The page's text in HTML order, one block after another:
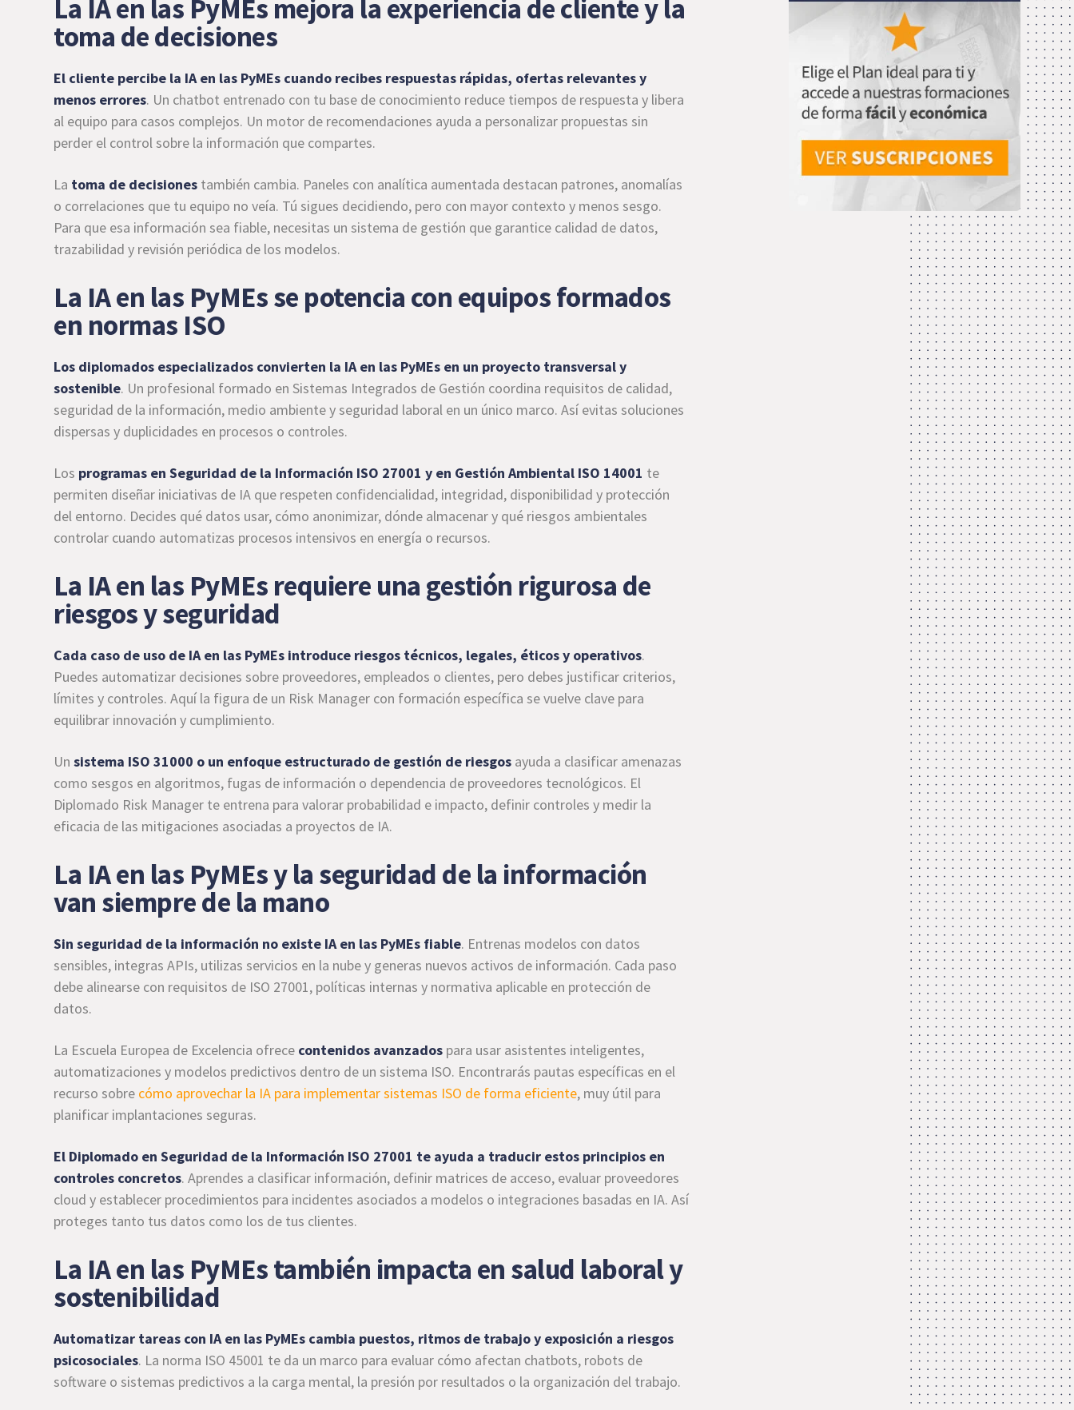
La IA en las PyMEs mejora la experiencia de cliente y la
toma de decisiones
El cliente percibe la IA en las PyMEs cuando recibes respuestas rápidas, ofertas relevantes y
menos errores. Un chatbot entrenado con tu base de conocimiento reduce tiempos de respuesta y libera
al equipo para casos complejos. Un motor de recomendaciones ayuda a personalizar propuestas sin
perder el control sobre la información que compartes.
La toma de decisiones también cambia. Paneles con analítica aumentada destacan patrones, anomalías
o correlaciones que tu equipo no veía. Tú sigues decidiendo, pero con mayor contexto y menos sesgo.
Para que esa información sea fiable, necesitas un sistema de gestión que garantice calidad de datos,
trazabilidad y revisión periódica de los modelos.
La IA en las PyMEs se potencia con equipos formados
en normas ISO
Los diplomados especializados convierten la IA en las PyMEs en un proyecto transversal y
sostenible. Un profesional formado en Sistemas Integrados de Gestión coordina requisitos de calidad,
seguridad de la información, medio ambiente y seguridad laboral en un único marco. Así evitas soluciones
dispersas y duplicidades en procesos o controles.
Los programas en Seguridad de la Información ISO 27001 y en Gestión Ambiental ISO 14001 te
permiten diseñar iniciativas de IA que respeten confidencialidad, integridad, disponibilidad y protección
del entorno. Decides qué datos usar, cómo anonimizar, dónde almacenar y qué riesgos ambientales
controlar cuando automatizas procesos intensivos en energía o recursos.
La IA en las PyMEs requiere una gestión rigurosa de
riesgos y seguridad
Cada caso de uso de IA en las PyMEs introduce riesgos técnicos, legales, éticos y operativos.
Puedes automatizar decisiones sobre proveedores, empleados o clientes, pero debes justificar criterios,
límites y controles. Aquí la figura de un Risk Manager con formación específica se vuelve clave para
equilibrar innovación y cumplimiento.
Unsistema ISO 31000 o un enfoque estructurado de gestión de riesgos ayuda a clasificar amenazas
como sesgos en algoritmos, fugas de información o dependencia de proveedores tecnológicos. El
Diplomado Risk Manager te entrena para valorar probabilidad e impacto, definir controles y medir la
eficacia de las mitigaciones asociadas a proyectos de IA.
La IA en las PyMEs y la seguridad de la información
van siempre de la mano
Sin seguridad de la información no existe IA en las PyMEs fiable. Entrenas modelos con datos
sensibles, integras APIs, utilizas servicios en la nube y generas nuevos activos de información. Cada paso
debe alinearse con requisitos de ISO 27001, políticas internas y normativa aplicable en protección de
datos.
La Escuela Europea de Excelencia ofrece contenidos avanzados para usar asistentes inteligentes,
automatizaciones y modelos predictivos dentro de un sistema ISO. Encontrarás pautas específicas en el
recurso sobre cómo aprovechar la IA para implementar sistemas ISO de forma eficiente, muy útil para
planificar implantaciones seguras.
El Diplomado en Seguridad de la Información ISO 27001 te ayuda a traducir estos principios en
controles concretos. Aprendes a clasificar información, definir matrices de acceso, evaluar proveedores
cloud y establecer procedimientos para incidentes asociados a modelos o integraciones basadas en IA. Así
proteges tanto tus datos como los de tus clientes.
La IA en las PyMEs también impacta en salud laboral y
sostenibilidad
Automatizar tareas con IA en las PyMEs cambia puestos, ritmos de trabajo y exposición a riesgos
psicosociales. La norma ISO 45001 te da un marco para evaluar cómo afectan chatbots, robots de
software o sistemas predictivos a la carga mental, la presión por resultados o la organización del trabajo.